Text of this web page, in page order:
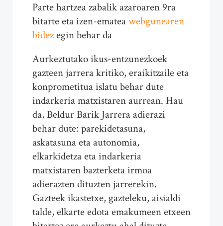
Parte hartzea zabalik azaroaren 9ra
bitarte eta izen-emateawebgunearen
bidezegin behar da
Aurkeztutako ikus-entzunezkoek
gazteen jarrera kritiko, eraikitzaile eta
konprometitua islatu behar dute
indarkeria matxistaren aurrean. Hau
da, Beldur Barik Jarrera adierazi
behar dute: parekidetasuna,
askatasuna eta autonomia,
elkarkidetza eta indarkeria
matxistaren bazterketa irmoa
adierazten dituzten jarrerekin.
Gazteek ikastetxe, gazteleku, aisialdi
talde, elkarte edota emakumeen etxeen